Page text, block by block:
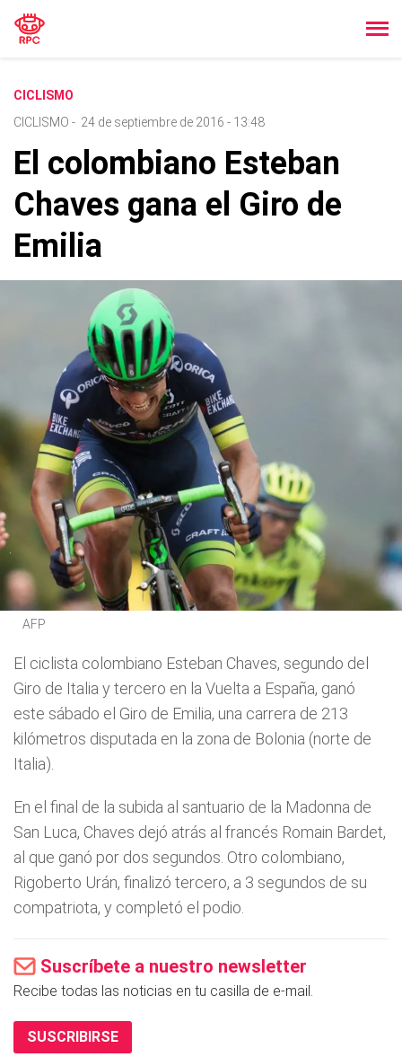
CICLISMO
CICLISMO - 24 de septiembre de 2016 - 13:48
El colombiano Esteban
Chaves gana el Giro de
Emilia
AFP
El ciclista colombiano Esteban Chaves, segundo del
Giro de Italia y tercero en la Vuelta a España, ganó
este sábado el Giro de Emilia, una carrera de 213
kilómetros disputada en la zona de Bolonia (norte de
Italia).
En el final de la subida al santuario de la Madonna de
San Luca, Chaves dejó atrás al francés Romain Bardet,
al que ganó por dos segundos. Otro colombiano,
Rigoberto Urán, finalizó tercero, a 3 segundos de su
compatriota, y completó el podio.
Suscríbete a nuestro newsletter
Recibe todas las noticias en tu casilla de e-mail.
SUSCRIBIRSE